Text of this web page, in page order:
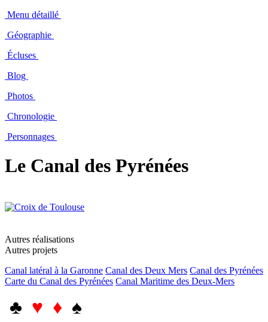
Menu détaillé
Géographie
Écluses
Blog
Photos
Chronologie
Personnages
Le Canal des Pyrénées
Autres réalisations
Autres projets
Canal latéral à la Garonne Canal des Deux Mers Canal des Pyrénées
Carte du Canal des Pyrénées Canal Maritime des Deux-Mers
♣ ♥ ♦ ♠